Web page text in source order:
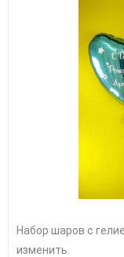
Набор шаров с
изменить.